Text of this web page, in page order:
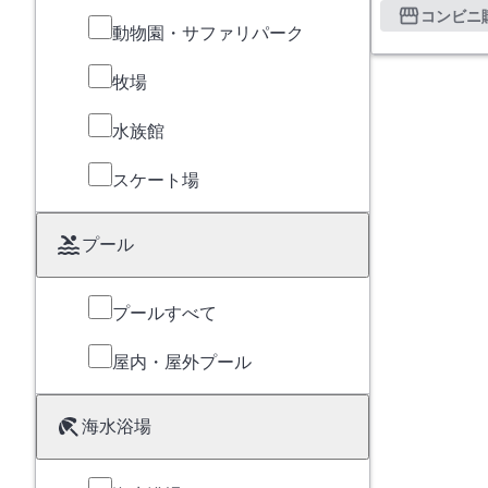
コンビニ
動物園・サファリパーク
牧場
水族館
スケート場
プール
プールすべて
屋内・屋外プール
海水浴場